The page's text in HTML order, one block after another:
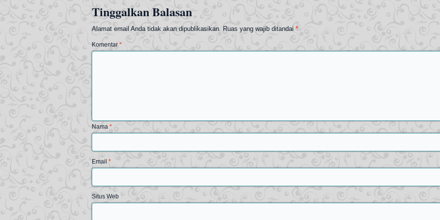
Tinggalkan Balasan
Alamat email Anda tidak akan dipublikasikan. Ruas yang wajib ditandai *
Komentar *
Nama *
Email *
Situs Web